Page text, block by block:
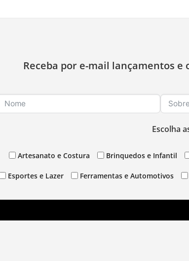
Receba por e-mail lançamentos
Escolha
Artesanato e Costura Brinquedos e Infantil
Esportes e Lazer Ferramentas e Automotivos